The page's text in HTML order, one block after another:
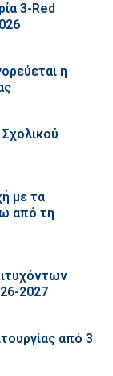
3-Red
η
με τα
από τη
2027
από 3